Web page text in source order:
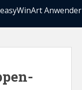
easyWinArt Anwender